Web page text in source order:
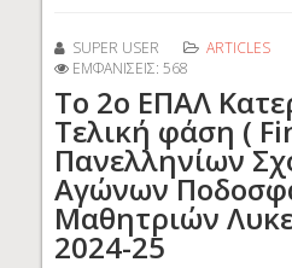
SUPER USER ARTICLES
ΕΜΦΑΝΊΣΕΙΣ: 568
Το 2ο ΕΠΑΛ
Τελική φάση (
Πανελληνίων
Αγώνων
Μαθητριών
2024-25